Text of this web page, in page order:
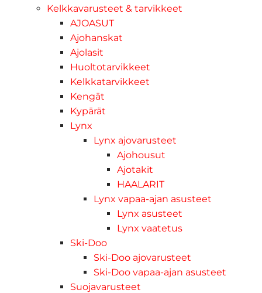
Kelkkavarusteet & tarvikkeet
AJOASUT
Ajohanskat
Ajolasit
Huoltotarvikkeet
Kelkkatarvikkeet
Kengät
Kypärät
Lynx
Lynx ajovarusteet
Ajohousut
Ajotakit
HAALARIT
Lynx vapaa-ajan asusteet
Lynx asusteet
Lynx vaatetus
Ski-Doo
Ski-Doo ajovarusteet
Ski-Doo vapaa-ajan asusteet
Suojavarusteet